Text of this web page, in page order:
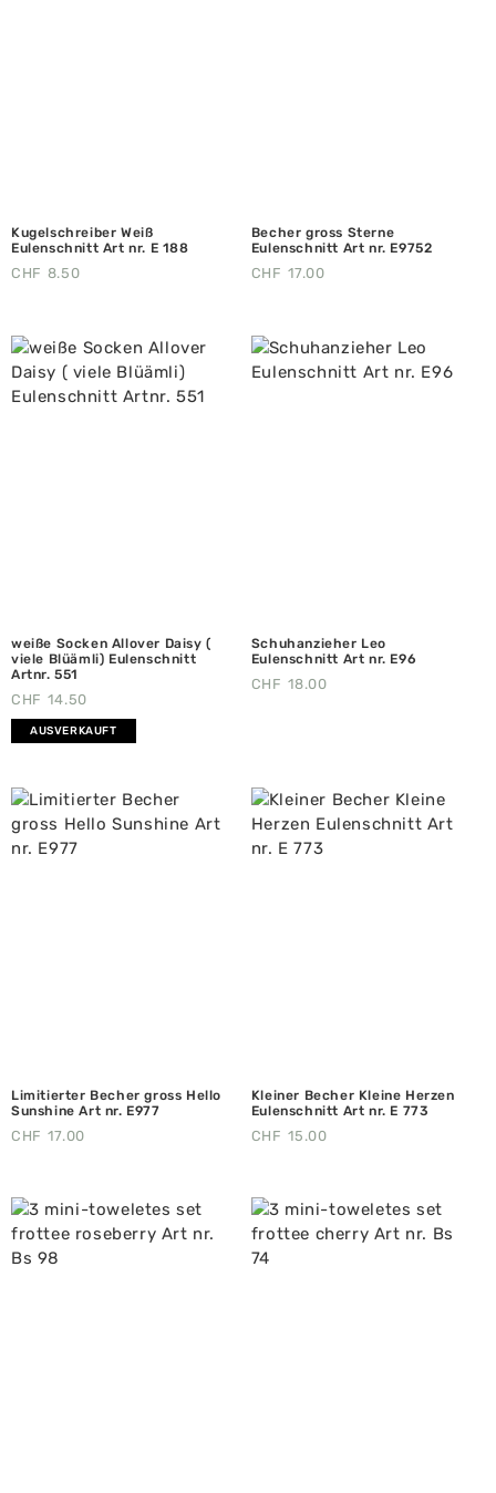
Kugelschreiber Weiß
Eulenschnitt Art nr. E 188
CHF 8.50
Becher gross Sterne
Eulenschnitt Art nr. E9752
CHF 17.00
weiße Socken Allover Daisy (
viele Blüämli) Eulenschnitt
Artnr. 551
CHF 14.50
AUSVERKAUFT
Schuhanzieher Leo
Eulenschnitt Art nr. E96
CHF 18.00
Limitierter Becher gross Hello
Sunshine Art nr. E977
CHF 17.00
Kleiner Becher Kleine Herzen
Eulenschnitt Art nr. E 773
CHF 15.00